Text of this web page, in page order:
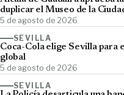
duplicar el Museo de la
5 de agosto de 2026
SEVILLA
Coca-Cola elige Sevilla para
global
5 de agosto de 2026
SEVILLA